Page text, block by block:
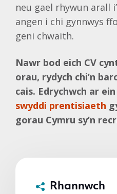
neu gael rhywun arall
angen i chi gynnwys
geni chwaith.
Nawr bod eich CV
orau, rydych chi’n
cais. Edrychwch ar
swyddi prentisiaeth
gorau Cymru sy’n
Rhannwch